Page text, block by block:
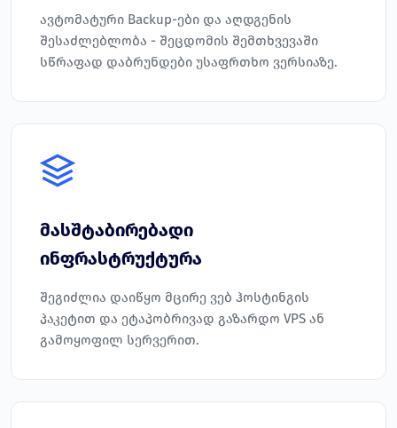
ავტომატური Backup-ები და აღდგენის
შესაძლებლობა - შეცდომის შემთხვევაში
სწრაფად დაბრუნდები უსაფრთხო ვერსიაზე.
მასშტაბირებადი
ინფრასტრუქტურა
შეგიძლია დაიწყო მცირე ვებ ჰოსტინგის
პაკეტით და ეტაპობრივად გაზარდო VPS ან
გამოყოფილ სერვერით.